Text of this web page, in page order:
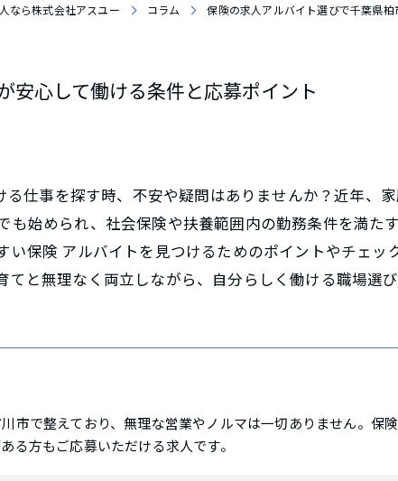
なら株式会社アスユー コラム 保険の求人アルバイト選びで千葉県
安心して働ける条件と応募ポイント
仕事を探す時、不安や疑問はありませんか？近年、
始められ、社会保険や扶養範囲内の勤務条件を満た
保険 アルバイトを見つけるためのポイントやチェッ
と無理なく両立しながら、自分らしく働ける職場選
市で整えており、無理な営業やノルマは一切ありません。保
る方もご応募いただける求人です。